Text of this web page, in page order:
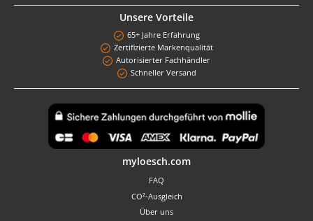
Unsere Vorteile
65+ Jahre Erfahrung
Zertifizierte Markenqualität
Autorisierter Fachhändler
Schneller Versand
myloesch.com
FAQ
CO²-Ausgleich
Über uns